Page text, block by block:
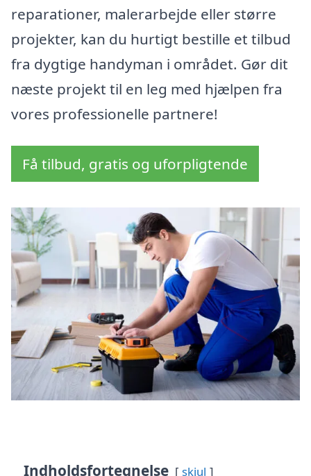
reparationer, malerarbejde eller større
projekter, kan du hurtigt bestille et tilbud
fra dygtige handyman i området. Gør dit
næste projekt til en leg med hjælpen fra
vores professionelle partnere!
Få tilbud, gratis og uforpligtende
Indholdsfortegnelse skjul